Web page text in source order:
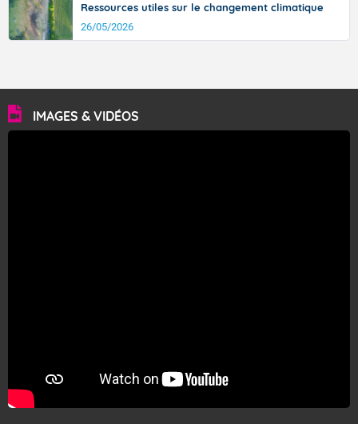
Ressources utiles sur le changement climatique
26/05/2026
IMAGES & VIDÉOS